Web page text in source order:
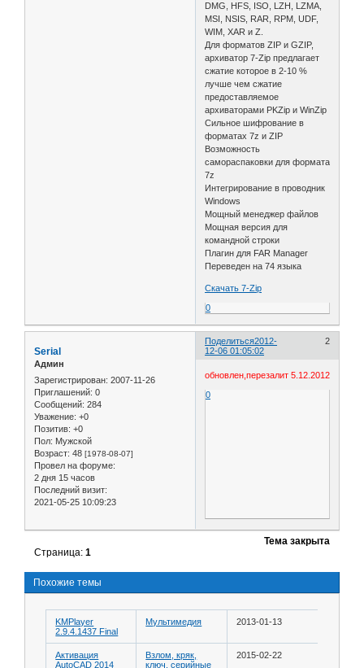
DMG, HFS, ISO, LZH, LZMA,
MSI, NSIS, RAR, RPM, UDF,
WIM, XAR и Z.
Для форматов ZIP и GZIP,
архиватор 7-Zip предлагает
сжатие которое в 2-10 %
лучше чем сжатие
предоставляемое
архиваторами PKZip и WinZip
Сильное шифрование в
форматах 7z и ZIP
Возможность
самораспаковки для формата
7z
Интегрирование в проводник
Windows
Мощный менеджер файлов
Мощная версия для
командной строки
Плагин для FAR Manager
Переведен на 74 языка
Скачать 7-Zip
0
Поделиться 2
2012-
12-06 01:05:02
Serial
Админ
Зарегистрирован: 2007-11-26
Приглашений: 0
Сообщений: 284
Уважение: +0
Позитив: +0
Пол: Мужской
Возраст: 48 [1978-08-07]
Провел на форуме:
2 дня 15 часов
Последний визит:
2021-05-25 10:09:23
обновлен,перезалит 5.12.2012
0
Тема закрыта
Страница:1
Похожие темы
KMPlayer
2.9.4.1437 Final
Мультимедия 2013-01-13
Активация
AutoCAD 2014
Взлом, кряк,
ключ, серийные
2015-02-22